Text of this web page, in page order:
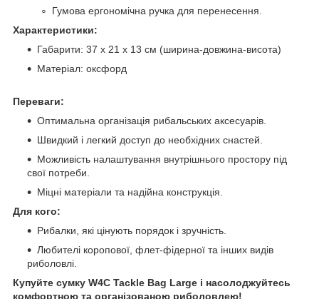
Гумова ергономічна ручка для перенесення.
Характеристики:
Габарити: 37 х 21 х 13 см (ширина-довжина-висота)
Матеріал: оксфорд
Переваги:
Оптимальна організація рибальських аксесуарів.
Швидкий і легкий доступ до необхідних снастей.
Можливість налаштування внутрішнього простору під
свої потреби.
Міцні матеріали та надійна конструкція.
Для кого:
Рибалки, які цінують порядок і зручність.
Любителі коропової, флет-фідерної та інших видів
риболовлі.
Купуйте сумку W4C Tackle Bag Large і насолоджуйтесь
комфортною та організованою риболовлею!